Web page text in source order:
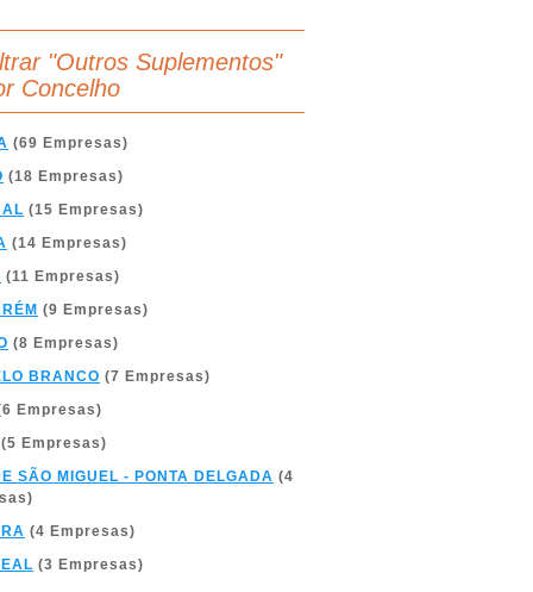
"Outros Suplementos"
Concelho
(69 Empresas)
(18 Empresas)
(15 Empresas)
(14 Empresas)
(11 Empresas)
(9 Empresas)
(8 Empresas)
BRANCO (7 Empresas)
Empresas)
(5 Empresas)
SÃO MIGUEL - PONTA DELGADA (4
(4 Empresas)
(3 Empresas)